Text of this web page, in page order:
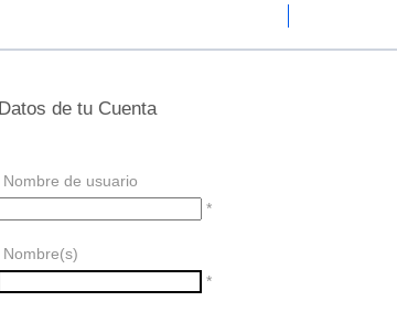
Datos de tu Cuenta
Nombre de usuario
*
Nombre(s)
*